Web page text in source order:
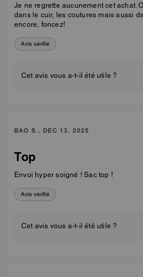
Je ne regrette aucunement cet achat.
dans le cuir, les coutures mais aussi
encore, foncez!
Avis vérifié
Cet avis vous a-t-il été utile ?
BAO S., DEC 13, 2025
Top
Envoi hyper soigné ! Sac top !
Avis vérifié
Cet avis vous a-t-il été utile ?